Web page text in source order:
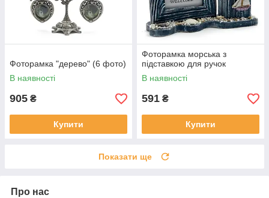
Фоторамка "дерево" (6 фото)
В наявності
905 ₴
Купити
Фоторамка морська з
підставкою для ручок
В наявності
591 ₴
Купити
Показати ще
Про нас